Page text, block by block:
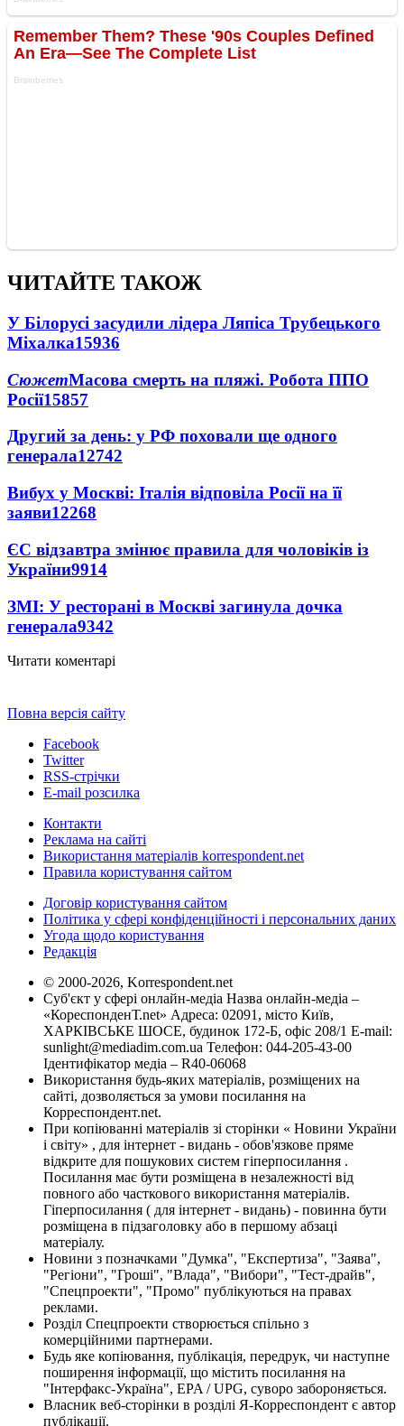
ЧИТАЙТЕ ТАКОЖ
У Білорусі засудили лідера Ляпіса Трубецького
Міхалка15936
СюжетМасова смерть на пляжі. Робота ППО
Росії15857
Другий за день: у РФ поховали ще одного
генерала12742
Вибух у Москві: Італія відповіла Росії на її
заяви12268
ЄС відзавтра змінює правила для чоловіків із
України9914
ЗМІ: У ресторані в Москві загинула дочка
генерала9342
Читати коментарі
Повна версія сайту
Facebook
Twitter
RSS-стрічки
E-mail розсилка
Контакти
Реклама на сайті
Використання матеріалів korrespondent.net
Правила користування сайтом
Договір користування сайтом
Політика у сфері конфіденційності і персональних даних
Угода щодо користування
Редакція
© 2000-2026, Korrespondent.net
Суб'єкт у сфері онлайн-медіа Назва онлайн-медіа –
«КореспонденТ.net» Адреса: 02091, місто Київ,
ХАРКІВСЬКЕ ШОСЕ, будинок 172-Б, офіс 208/1 E-mail:
sunlight@mediadim.com.ua Телефон: 044-205-43-00
Ідентифікатор медіа – R40-06068
Використання будь-яких матеріалів, розміщених на
сайті, дозволяється за умови посилання на
Корреспондент.net.
При копіюванні матеріалів зі сторінки « Новини України
і світу» , для інтернет - видань - обов'язкове пряме
відкрите для пошукових систем гіперпосилання .
Посилання має бути розміщена в незалежності від
повного або часткового використання матеріалів.
Гіперпосилання ( для інтернет - видань) - повинна бути
розміщена в підзаголовку або в першому абзаці
матеріалу.
Новини з позначками "Думка", "Експертиза", "Заява",
"Регіони", "Гроші", "Влада", "Вибори", "Тест-драйв",
"Спецпроекти", "Промо" публікуються на правах
реклами.
Розділ Спецпроекти створюється спільно з
комерційними партнерами.
Будь яке копіювання, публікація, передрук, чи наступне
поширення інформації, що містить посилання на
"Інтерфакс-Україна", EPA / UPG, суворо забороняється.
Власник веб-сторінки в розділі Я-Корреспондент є автор
публікації.